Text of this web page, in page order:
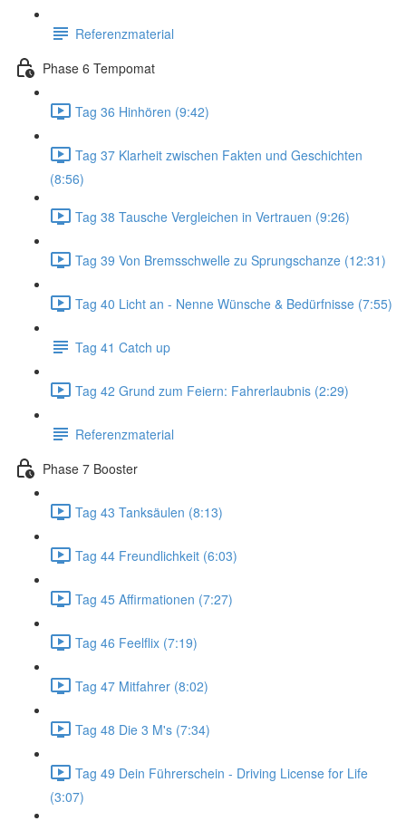
Referenzmaterial
Phase 6 Tempomat
Tag 36 Hinhören (9:42)
Tag 37 Klarheit zwischen Fakten und Geschichten
(8:56)
Tag 38 Tausche Vergleichen in Vertrauen (9:26)
Tag 39 Von Bremsschwelle zu Sprungschanze (12:31)
Tag 40 Licht an - Nenne Wünsche & Bedürfnisse (7:55)
Tag 41 Catch up
Tag 42 Grund zum Feiern: Fahrerlaubnis (2:29)
Referenzmaterial
Phase 7 Booster
Tag 43 Tanksäulen (8:13)
Tag 44 Freundlichkeit (6:03)
Tag 45 Affirmationen (7:27)
Tag 46 Feelflix (7:19)
Tag 47 Mitfahrer (8:02)
Tag 48 Die 3 M's (7:34)
Tag 49 Dein Führerschein - Driving License for Life
(3:07)